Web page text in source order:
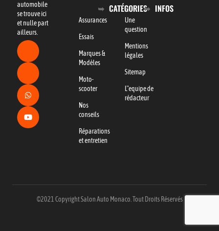
automobile
se trouve ici
et nulle part
ailleurs.
CATÉGORIES
Assurances
Essais
Marques &
Modèles
Moto-
scooter
Nos
conseils
Réparations
et entretien
INFOS
Une
question
Mentions
légales
Sitemap
L"equipe de
rédacteur
©2021 Copyright Salon Auto Monaco. Tout Droits Réservés